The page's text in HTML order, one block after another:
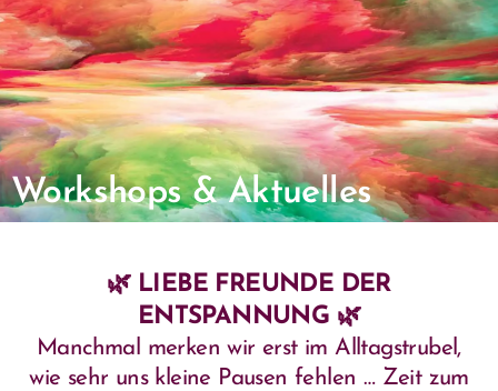
Workshops & Aktuelles
🌿 LIEBE FREUNDE DER
ENTSPANNUNG 🌿
Manchmal merken wir erst im Alltagstrubel,
wie sehr uns kleine Pausen fehlen … Zeit zum